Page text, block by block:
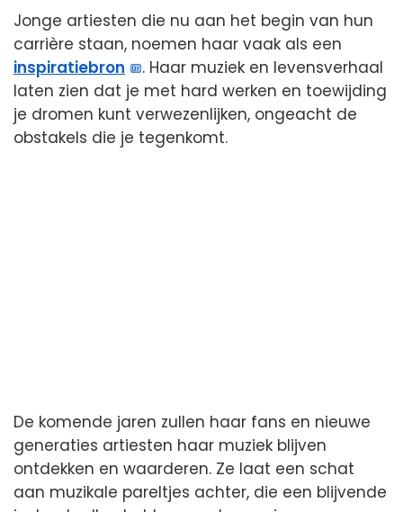
Jonge artiesten die nu aan het begin van hun
carrière staan, noemen haar vaak als een
inspiratiebron
. Haar muziek en levensverhaal
laten zien dat je met hard werken en toewijding
je dromen kunt verwezenlijken, ongeacht de
obstakels die je tegenkomt.
De komende jaren zullen haar fans en nieuwe
generaties artiesten haar muziek blijven
ontdekken en waarderen. Ze laat een schat
aan muzikale pareltjes achter, die een blijvende